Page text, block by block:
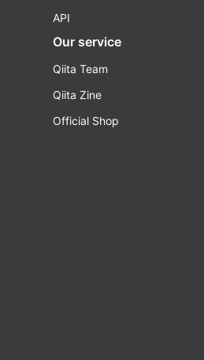
API
Our service
Qiita Team
Qiita Zine
Official Shop